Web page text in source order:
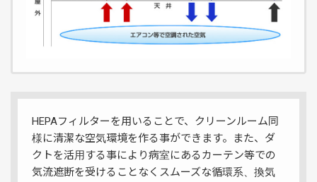
HEPAフィルターを用いることで、クリーンルーム同
様に清潔な空気環境を作る事ができます。また、ダ
クトを活用する事により病室にあるカーテン等での
気流遮断を受けることなくスムーズな循環系、換気